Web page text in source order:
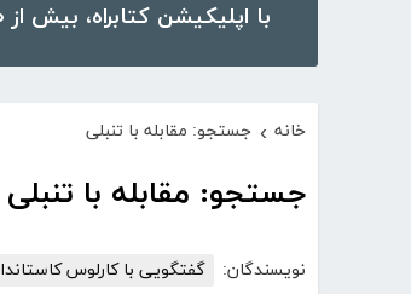
با اپلیکیشن کتابراه، بیش از ۵۰،۰۰۰ کتاب، کتاب صوتی و رمان را در موبایل و تبلت خود داشته باشید!
خانه › جستجو: مقابله با تنبلی
جستجو: مقابله با تنبلی
نویسندگان: گفتگویی با کارلوس کاستاندا